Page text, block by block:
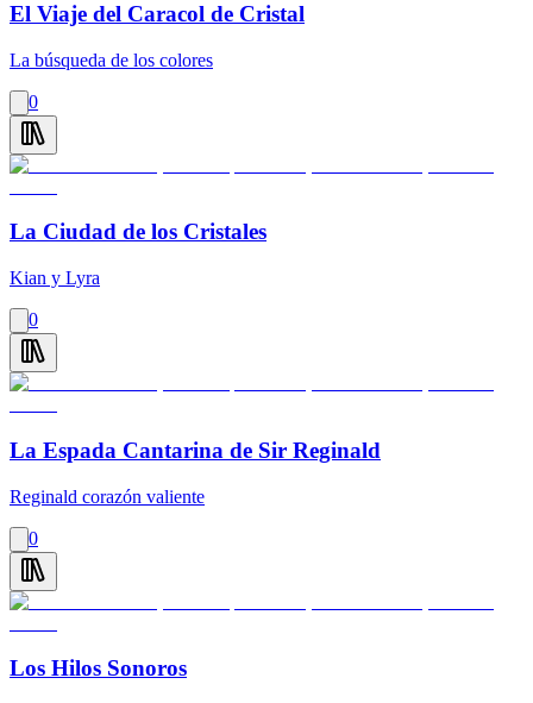
El Viaje del Caracol de Cristal
La búsqueda de los colores
0
La Ciudad de los Cristales
Kian y Lyra
0
La Espada Cantarina de Sir Reginald
Reginald corazón valiente
0
Los Hilos Sonoros